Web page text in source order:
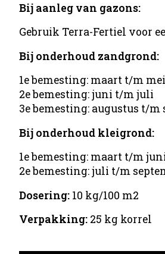
Bij aanleg van gazons:
Gebruik Terra-Fertiel voor
Bij onderhoud zandgrond:
1e bemesting: maart t/m mei
2e bemesting: juni t/m juli
3e bemesting: augustus t/m
Bij onderhoud kleigrond:
1e bemesting: maart t/m
2e bemesting: juli t/m
Dosering: 10 kg/100 m2
Verpakking: 25 kg korrel